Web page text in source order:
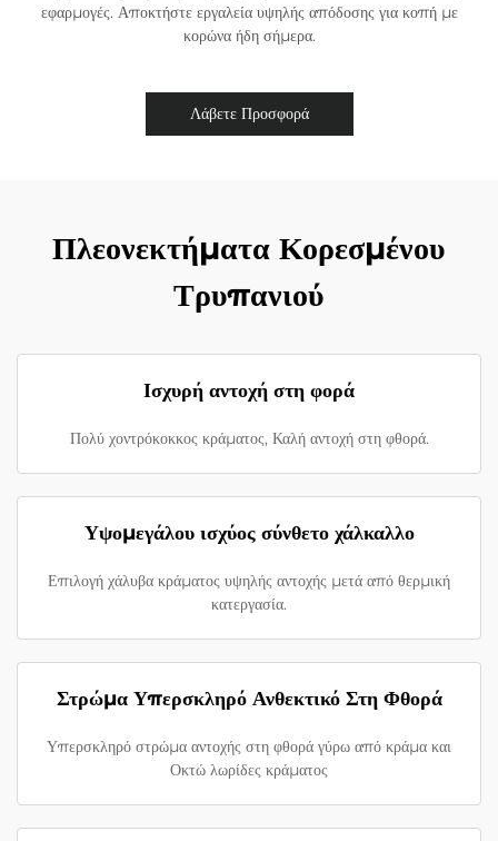
εφαρμογές. Αποκτήστε εργαλεία υψηλής απόδοσης για κοπή με
κορώνα ήδη σήμερα.
Λάβετε Προσφορά
Πλεονεκτήματα Κορεσμένου
Τρυπανιού
Ισχυρή αντοχή στη φορά
Πολύ χοντρόκοκκος κράματος, Καλή αντοχή στη φθορά.
Υψομεγάλου ισχύος σύνθετο χάλκαλλο
Επιλογή χάλυβα κράματος υψηλής αντοχής μετά από θερμική
κατεργασία.
Στρώμα Υπερσκληρό Ανθεκτικό Στη Φθορά
Υπερσκληρό στρώμα αντοχής στη φθορά γύρω από κράμα και
Οκτώ λωρίδες κράματος